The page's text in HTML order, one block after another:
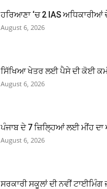
ਹਰਿਆਣਾ ‘ਚ 2 IAS ਅਧਿਕਾਰੀਆਂ
August 6, 2026
ਸਿੱਖਿਆ ਖੇਤਰ ਲਈ ਪੈਸੇ ਦੀ ਕੋਈ
August 6, 2026
ਪੰਜਾਬ ਦੇ 7 ਜ਼ਿਲ੍ਹਿਆਂ ਲਈ ਮੀਂਹ
August 6, 2026
ਸਰਕਾਰੀ ਸਕੂਲਾਂ ਦੀ ਨਵੀਂ ਟਾਈਮਿੰਗ